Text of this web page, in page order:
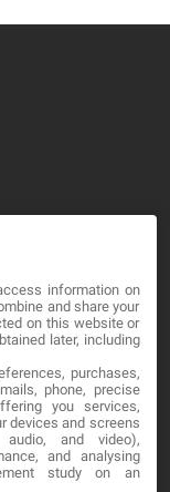
information on
and share your
on this website or
later, including
purchases,
phone, precise
you services,
devices and screens
and video),
and analysing
study on an